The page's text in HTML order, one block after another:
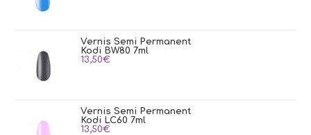
Vernis Semi Permanent
Kodi BW80 7ml
13,50€
Vernis Semi Permanent
Kodi LC60 7ml
13,50€